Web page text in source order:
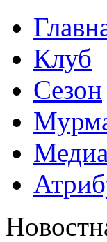
Клуб
Сезон
Медиа